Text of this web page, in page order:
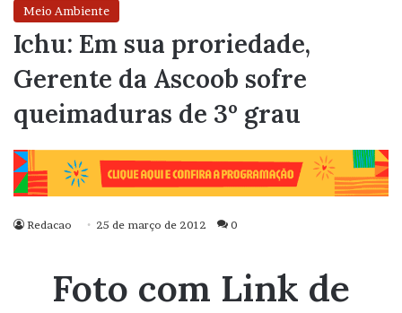
Meio Ambiente
Ichu: Em sua proriedade,
Gerente da Ascoob sofre
queimaduras de 3º grau
Redacao 25 de março de 2012 0
Foto com Link de